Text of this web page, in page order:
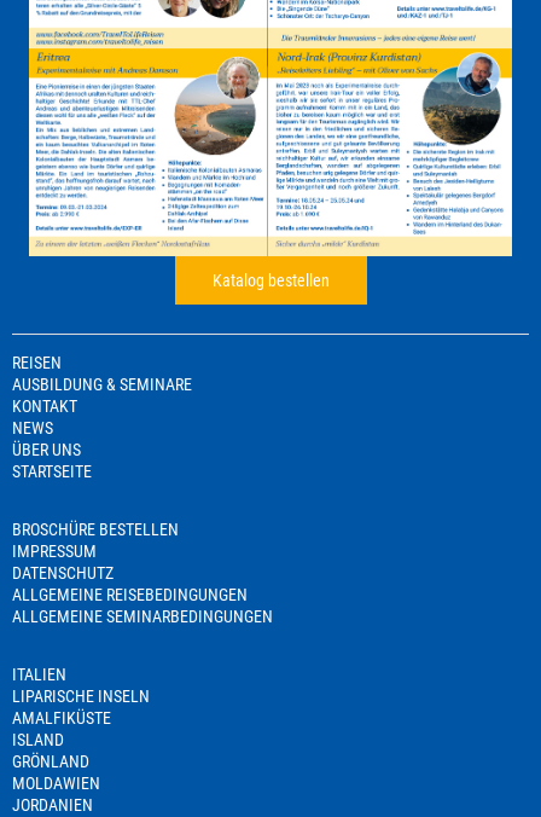
Katalog bestellen
REISEN
AUSBILDUNG & SEMINARE
KONTAKT
NEWS
ÜBER UNS
STARTSEITE
BROSCHÜRE BESTELLEN
IMPRESSUM
DATENSCHUTZ
ALLGEMEINE REISEBEDINGUNGEN
ALLGEMEINE SEMINARBEDINGUNGEN
ITALIEN
LIPARISCHE INSELN
AMALFIKÜSTE
ISLAND
GRÖNLAND
MOLDAWIEN
JORDANIEN